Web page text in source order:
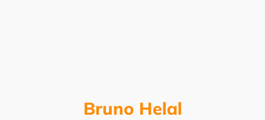
Bruno Helal